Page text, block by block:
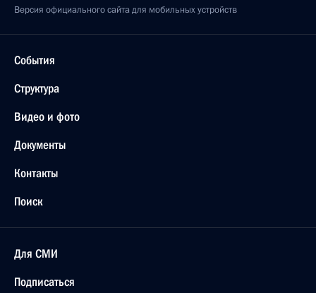
Версия официального сайта для мобильных устройств
События
Структура
Видео и фото
Документы
Контакты
Поиск
Для СМИ
Подписаться